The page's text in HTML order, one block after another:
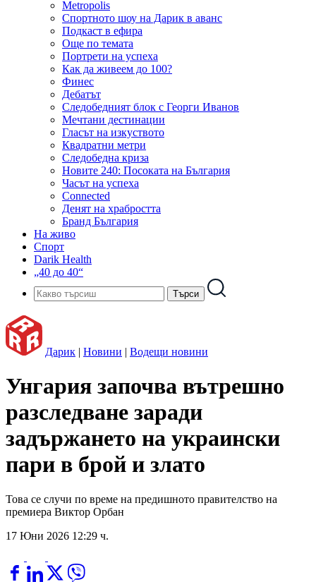
Metropolis
Спортното шоу на Дарик в аванс
Подкаст в ефира
Още по темата
Портрети на успеха
Как да живеем до 100?
Финес
Дебатът
Следобедният блок с Георги Иванов
Мечтани дестинации
Гласът на изкуството
Квадратни метри
Следобедна криза
Новите 240: Посоката на България
Часът на успеха
Connected
Денят на храбростта
Бранд България
На живо
Спорт
Darik Health
„40 до 40“
Дарик | Новини | Водещи новини
Унгария започва вътрешно
разследване заради
задържането на украински
пари в брой и злато
Това се случи по време на предишното правителство на
премиера Виктор Орбан
17 Юни 2026 12:29 ч.